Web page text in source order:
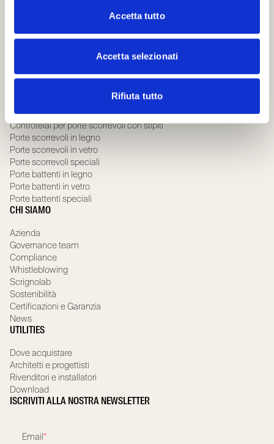
Accetta tutto
Accetta selezionati
Rifiuta tutto
FAQ
Controtelai per porte scorrevoli filo muro
Controtelai per porte scorrevoli con stipiti
Porte scorrevoli in legno
Porte scorrevoli in vetro
Porte scorrevoli speciali
Porte battenti in legno
Porte battenti in vetro
Porte battenti speciali
CHI SIAMO
Azienda
Governance team
Compliance
Whistleblowing
Scrignolab
Sostenibilità
Certificazioni e Garanzia
News
UTILITIES
Dove acquistare
Architetti e progettisti
Rivenditori e installatori
Download
ISCRIVITI ALLA NOSTRA NEWSLETTER
Email*